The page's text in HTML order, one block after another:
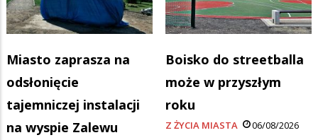
Miasto zaprasza na
odsłonięcie
tajemniczej instalacji
na wyspie Zalewu
Boisko do streetballa
może w przyszłym
roku
Z ŻYCIA MIASTA 06/08/2026